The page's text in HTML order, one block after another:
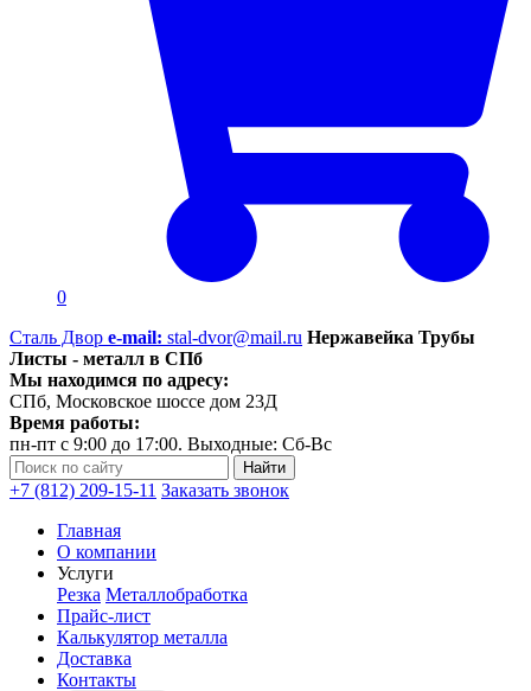
0
Сталь Двор e-mail: stal-dvor@mail.ru Нержавейка Трубы
Листы - металл в СПб
Мы находимся по адресу:
СПб, Московское шоссе дом 23Д
Время работы:
пн-пт с 9:00 до 17:00. Выходные: Сб-Вс
+7 (812) 209-15-11 Заказать звонок
Главная
О компании
Услуги
Резка Металлобработка
Прайс-лист
Калькулятор металла
Доставка
Контакты